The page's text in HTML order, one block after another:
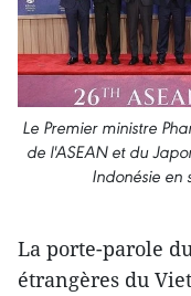
Le Premier ministre
de l'ASEAN et du
Indonésie en
La porte-parole
étrangères du